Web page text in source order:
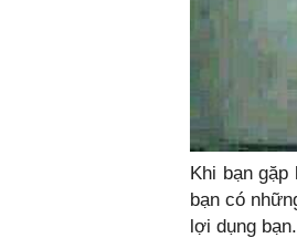
Khi bạn
bạn có
lợi dụng bạn.